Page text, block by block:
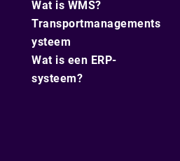
Wat is WMS?
Transportmanagements
ysteem
Wat is een ERP-
systeem?